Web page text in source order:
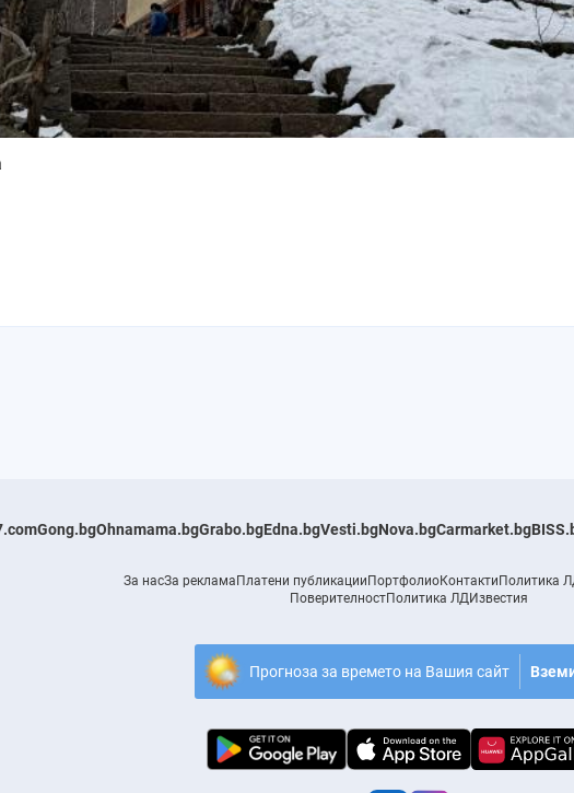
Gong.bgOhnamama.bgGrabo.bgEdna.bgVesti.bgNova.bgCarmarket.bg
За насЗа рекламаПлатени публикацииПортфолиоКонтактиПолитика
ПоверителностПолитика ЛДИзвестия
Прогноза за времето на Вашия сайт